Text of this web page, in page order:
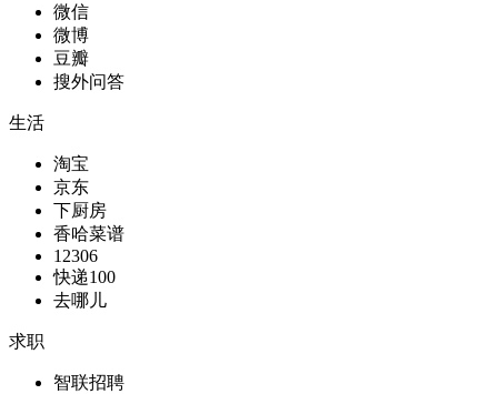
微信
微博
豆瓣
搜外问答
生活
淘宝
京东
下厨房
香哈菜谱
12306
快递100
去哪儿
求职
智联招聘